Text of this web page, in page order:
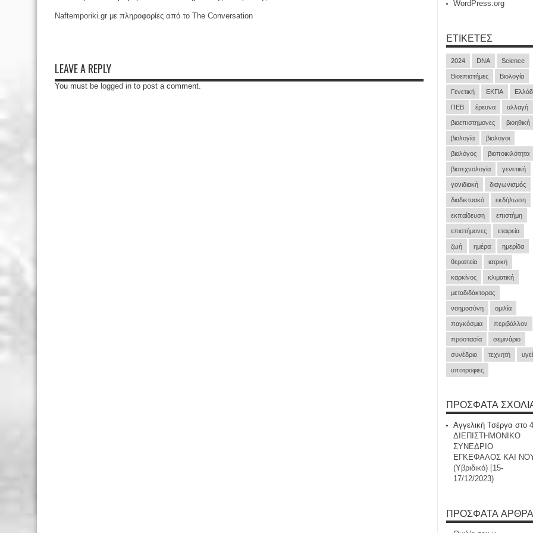
Naftemporiki.gr με πληροφορίες από το The Conversation
LEAVE A REPLY
You must be logged in to post a comment.
WordPress.org
ΕΤΙΚΈΤΕΣ
2024 DNA Science
Βιοεπιστήμες Βιολογία
Γενετική ΕΚΠΑ
ΠΕΒ έρευνα αλλαγή
βιοεπιστημονες βιοηθική
βιολογία βιολογοι
βιολόγος βιοποικιλότητα
βιοτεχνολογία γενετική
γονιδιακή διαγωνισμός
διαδικτυακό εκδήλωση
εκπαίδευση επιστήμη
επιστήμονες εταιρεία
ζωή ημέρα ημερίδα
θεραπεία ιατρική
καρκίνος κλιματική
μεταδιδάκτορας
νοημοσύνη ομιλία
παγκόσμια περιβάλλον
προστασία σεμινάριο
συνέδριο τεχνητή
υποτροφιες
ΠΡΌΣΦΑΤΑ
Αγγελική Τσέργα στο
ΔΙΕΠΙΣΤΗΜΟΝΙΚΟ
ΣΥΝΕΔΡΙΟ
ΕΓΚΕΦΑΛΟΣ ΚΑΙ
(Υβριδικό) [15-
17/12/2023)
ΠΡΌΣΦΑΤΑ ΆΡΘΡΑ